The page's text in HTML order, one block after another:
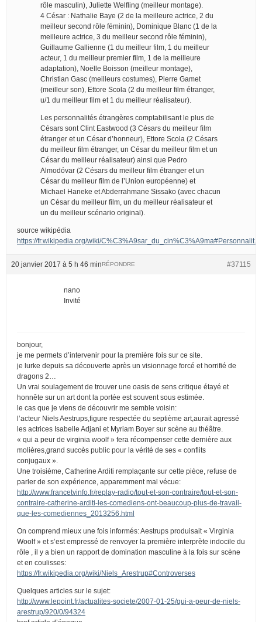
rôle masculin), Juliette Welfling (meilleur montage).
4 César : Nathalie Baye (2 de la meilleure actrice, 2 du
meilleur second rôle féminin), Dominique Blanc (1 de la
meilleure actrice, 3 du meilleur second rôle féminin),
Guillaume Gallienne (1 du meilleur film, 1 du meilleur
acteur, 1 du meilleur premier film, 1 de la meilleure
adaptation), Noëlle Boisson (meilleur montage),
Christian Gasc (meilleurs costumes), Pierre Gamet
(meilleur son), Ettore Scola (2 du meilleur film étranger,
u/1 du meilleur film et 1 du meilleur réalisateur).
Les personnalités étrangères comptabilisant le plus de
Césars sont Clint Eastwood (3 Césars du meilleur film
étranger et un César d’honneur), Ettore Scola (2 Césars
du meilleur film étranger, un César du meilleur film et un
César du meilleur réalisateur) ainsi que Pedro
Almodóvar (2 Césars du meilleur film étranger et un
César du meilleur film de l’Union européenne) et
Michael Haneke et Abderrahmane Sissako (avec chacun
un César du meilleur film, un du meilleur réalisateur et
un du meilleur scénario original).
source wikipédia
https://fr.wikipedia.org/wiki/
20 janvier 2017 à 5 h 46 min #37115
RÉPONDRE
nano
Invité
bonjour,
je me permets d’intervenir pour la première fois sur ce site.
je lurke depuis sa découverte après un visionnage forcé et horrifié de
dragons 2…
Un vrai soulagement de trouver une oasis de sens critique étayé et
honnête sur un art dont la portée est souvent sous estimée.
le cas que je viens de découvrir me semble voisin:
l’acteur Niels Aestrups,figure respectée du septième art,aurait agressé
les actrices Isabelle Adjani et Myriam Boyer sur scène au théâtre.
« qui a peur de virginia woolf » fera récompenser cette dernière aux
molières,grand succès public pour la vérité de ses « conflits
conjugaux ».
Une troisième, Catherine Arditi remplaçante sur cette pièce, refuse de
parler de son expérience, apparemment mal vécue:
http://www.francetvinfo.fr/replay-radio/tout-et-son-contraire/tout-et-son-
contraire-catherine-arditi-les-comediens-ont-beaucoup-plus-de-travail-
que-les-comediennes_2013256.html
On comprend mieux une fois informés: Aestrups produisait « Virginia
Woolf » et s’est empressé de renvoyer la première interprète indocile du
rôle , il y a bien un rapport de domination masculine à la fois sur scène
et en coulisses:
https://fr.wikipedia.org/wiki/Niels_Arestrup#Controverses
Quelques articles sur le sujet:
http://www.lepoint.fr/actualites-societe/2007-01-25/qui-a-peur-de-niels-
arestrup/920/0/94324